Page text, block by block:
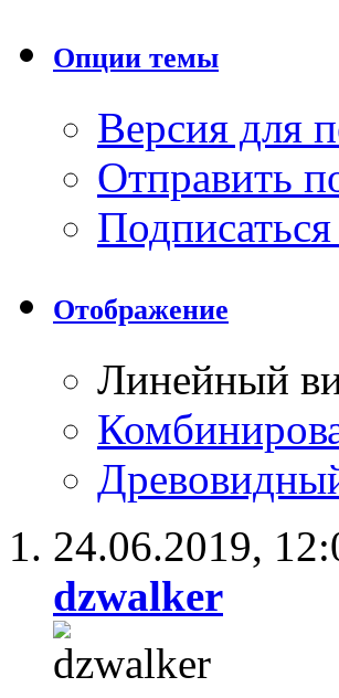
Опции темы
Версия для
Отправить
Отображение
Линейный
24.06.2019,
dzwalker